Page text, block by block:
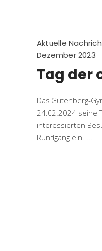
Aktuelle
Dezember 2023
Tag der
Das Gutenberg-
24.02.2024 seine
interessierten
Rundgang ein.